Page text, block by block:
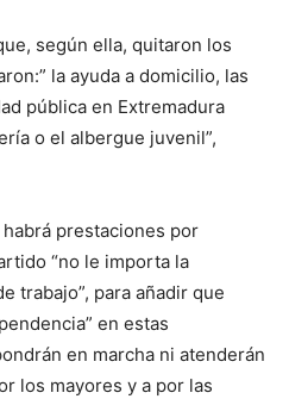
según ella, quitaron los
la ayuda a domicilio, las
pública en Extremadura
o el albergue juvenil”,
prestaciones por
“no le importa la
trabajo”, para añadir que
en estas
en marcha ni atenderán
los mayores y a por las